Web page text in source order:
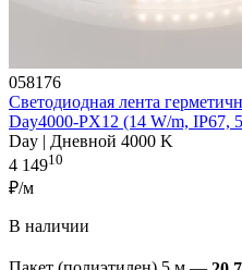
058176
Светодиодная лента
Day4000-PX12 (14 W/m, IP67,
Day | Дневной 4000 K
4 14910
₽/м
В наличии